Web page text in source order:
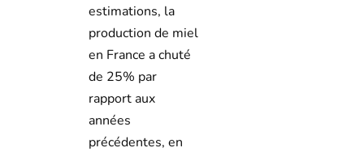
estimations, la
production de miel
en France a chuté
de 25% par
rapport aux
années
précédentes, en